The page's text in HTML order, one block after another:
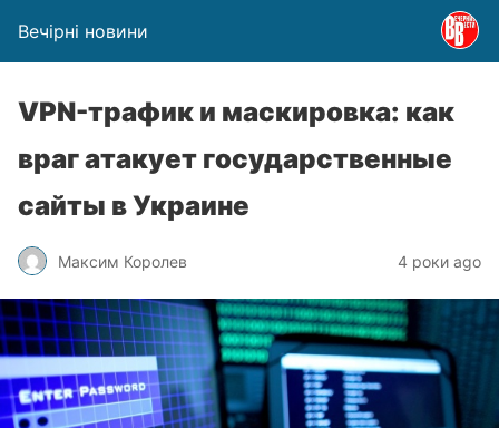
Вечірні новини
VPN-трафик и маскировка: как
враг атакует государственные
сайты в Украине
Максим Королев 4 роки ago